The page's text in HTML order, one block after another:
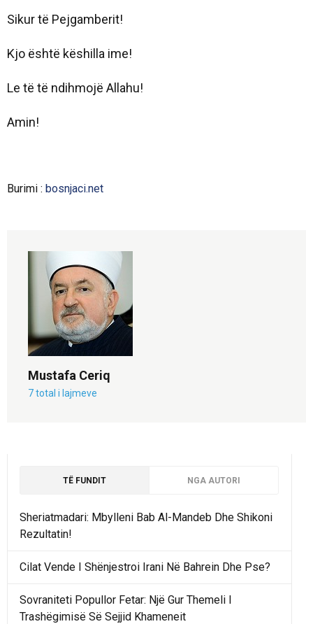
Sikur të Pejgamberit!
Kjo është këshilla ime!
Le të të ndihmojë Allahu!
Amin!
Burimi : bosnjaci.net
Mustafa Ceriq
7 total i lajmeve
TË FUNDIT NGA AUTORI
Sheriatmadari: Mbylleni Bab Al-Mandeb Dhe Shikoni
Rezultatin!
Cilat Vende I Shënjestroi Irani Në Bahrein Dhe Pse?
Sovraniteti Popullor Fetar: Një Gur Themeli I
Trashëgimisë Së Sejjid Khameneit